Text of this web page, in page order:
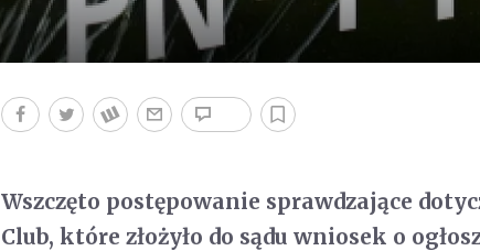
Wszczęto postępowanie sprawdzające
Club, które złożyło do sądu wniosek o